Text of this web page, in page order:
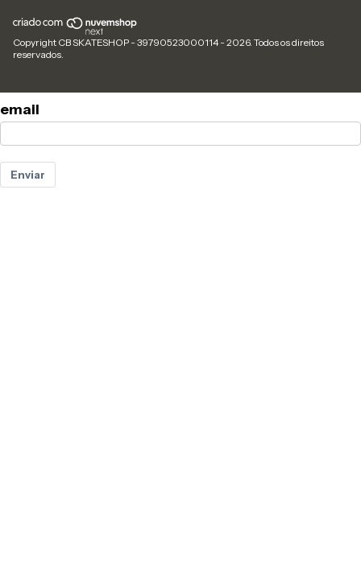
Copyright CB SKATESHOP - 39790523000114 - 2026. Todos os direitos
reservados.
email
Enviar